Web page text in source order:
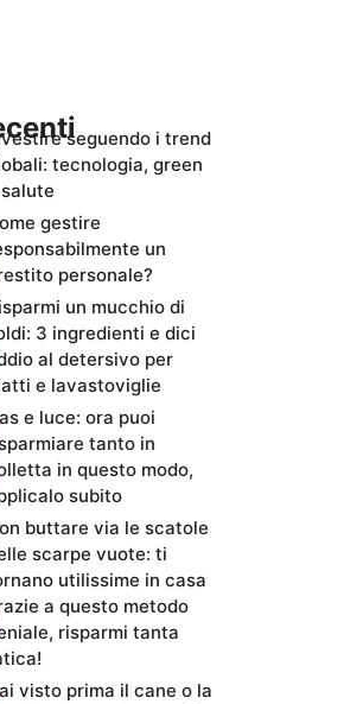
seguendo i trend
tecnologia, green
gestire
un
personale?
un mucchio di
3 ingredienti e dici
al detersivo per
e lavastoviglie
e luce: ora puoi
tanto in
in questo modo,
subito
buttare via le scatole
scarpe vuote: ti
utilissime in casa
a questo metodo
risparmi tanta
visto prima il cane o la